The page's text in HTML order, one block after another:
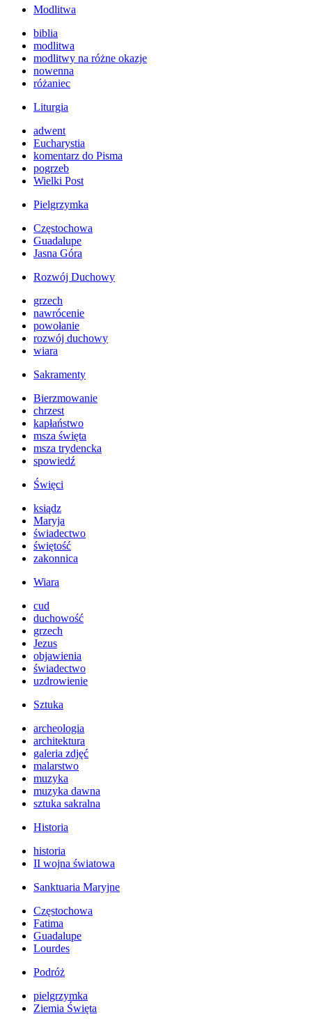
Modlitwa
biblia
modlitwa
modlitwy na różne okazje
nowenna
różaniec
Liturgia
adwent
Eucharystia
komentarz do Pisma
pogrzeb
Wielki Post
Pielgrzymka
Częstochowa
Guadalupe
Jasna Góra
Rozwój Duchowy
grzech
nawrócenie
powołanie
rozwój duchowy
wiara
Sakramenty
Bierzmowanie
chrzest
kapłaństwo
msza święta
msza trydencka
spowiedź
Święci
ksiądz
Maryja
świadectwo
świętość
zakonnica
Wiara
cud
duchowość
grzech
Jezus
objawienia
świadectwo
uzdrowienie
Sztuka
archeologia
architektura
galeria zdjęć
malarstwo
muzyka
muzyka dawna
sztuka sakralna
Historia
historia
II wojna światowa
Sanktuaria Maryjne
Częstochowa
Fatima
Guadalupe
Lourdes
Podróż
pielgrzymka
Ziemia Święta